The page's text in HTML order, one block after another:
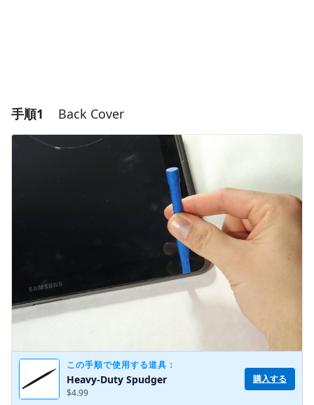
手順1 Back Cover
この手順で使用する道具：
Heavy-Duty Spudger
$4.99
購入する